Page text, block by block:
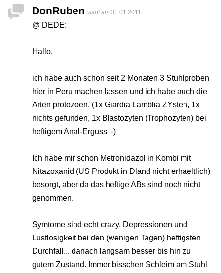
DonRuben sagt am 31.01.2011
@ DEDE:
Hallo,
ich habe auch schon seit 2 Monaten 3 Stuhlproben
hier in Peru machen lassen und ich habe auch die
Arten protozoen. (1x Giardia Lamblia ZYsten, 1x
nichts gefunden, 1x Blastozyten (Trophozyten) bei
heftigem Anal-Erguss :-)
Ich habe mir schon Metronidazol in Kombi mit
Nitazoxanid (US Produkt in Dland nicht erhaeltlich)
besorgt, aber da das heftige ABs sind noch nicht
genommen.
Symtome sind echt crazy. Depressionen und
Lustlosigkeit bei den (wenigen Tagen) heftigsten
Durchfall... danach langsam besser bis hin zu
gutem Zustand. Immer bisschen Schleim am Stuhl